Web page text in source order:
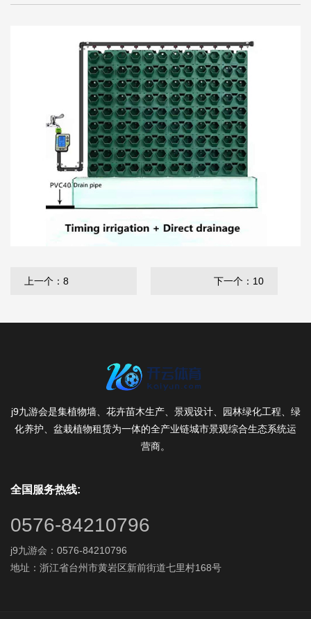
上一个：8 下一个：10
j9九游会是集植物墙、花卉苗木生产、景观设计、园林绿化工程、绿
化养护、盆栽植物租赁为一体的全产业链城市景观综合生态系统运
营商。
全国服务热线:
0576-84210796
j9九游会：0576-84210796
地址：浙江省台州市黄岩区新前街道七里村168号